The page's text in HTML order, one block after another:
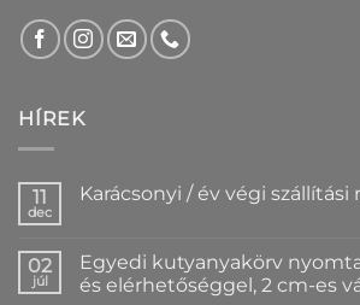
HÍREK
11
dec
Karácsonyi / év végi szállítási
Karácsonyi
év
02
júl
Egyedi kutyanyakörv
és elérhetőséggel, 2 cm-es